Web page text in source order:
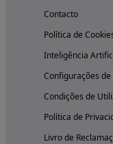
Contacto
Política de
Inteligência
Configurações
Condições de
Política de
Livro de